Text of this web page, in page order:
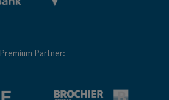
Premium Partner: